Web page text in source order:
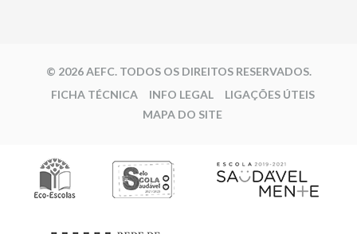
© 2026 AEFC. TODOS OS DIREITOS RESERVADOS.
FICHA TÉCNICA
INFO LEGAL
LIGAÇÕES ÚTEIS
MAPA DO SITE